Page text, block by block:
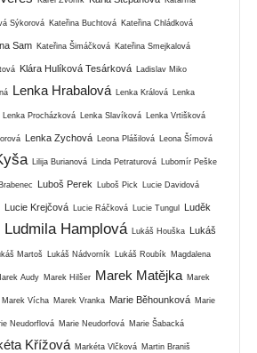
Sýkorová Kateřina Buchtová Kateřina Chládková
Sam Kateřina Šimáčková Kateřina Smejkalová
Klára Hulíková Tesárková Ladislav Miko
Lenka Hrabalová Lenka Králová Lenka
Lenka Procházková Lenka Slavíková Lenka Vrtišková
Lenka Zychová Leona Plášilová Leona Šímová
Lilija Burianová Linda Petraturová Lubomír Peške
Luboš Perek Luboš Pick Lucie Davidová
Lucie Krejčová Lucie Ráčková Lucie Tungul Luděk
Ludmila Hamplová Lukáš Houška Lukáš
Martoš Lukáš Nádvorník Lukáš Roubík Magdalena
Audy Marek Hilšer Marek Matějka Marek
Marek Vícha Marek Vranka Marie Běhounková Marie
Neudorflová Marie Neudorfová Marie Šabacká
Křížová Markéta Vlčková Martin Braniš